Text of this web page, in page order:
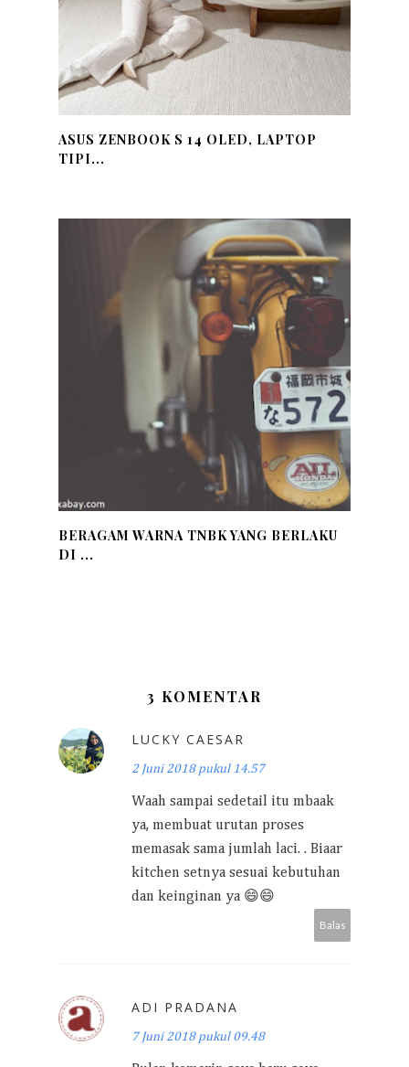
ASUS ZENBOOK S 14 OLED, LAPTOP
TIPI...
BERAGAM WARNA TNBK YANG BERLAKU
DI ...
3 KOMENTAR
LUCKY CAESAR
2 Juni 2018 pukul 14.57
Waah sampai sedetail itu mbaak
ya, membuat urutan proses
memasak sama jumlah laci. . Biaar
kitchen setnya sesuai kebutuhan
dan keinginan ya 😄😄
Balas
ADI PRADANA
7 Juni 2018 pukul 09.48